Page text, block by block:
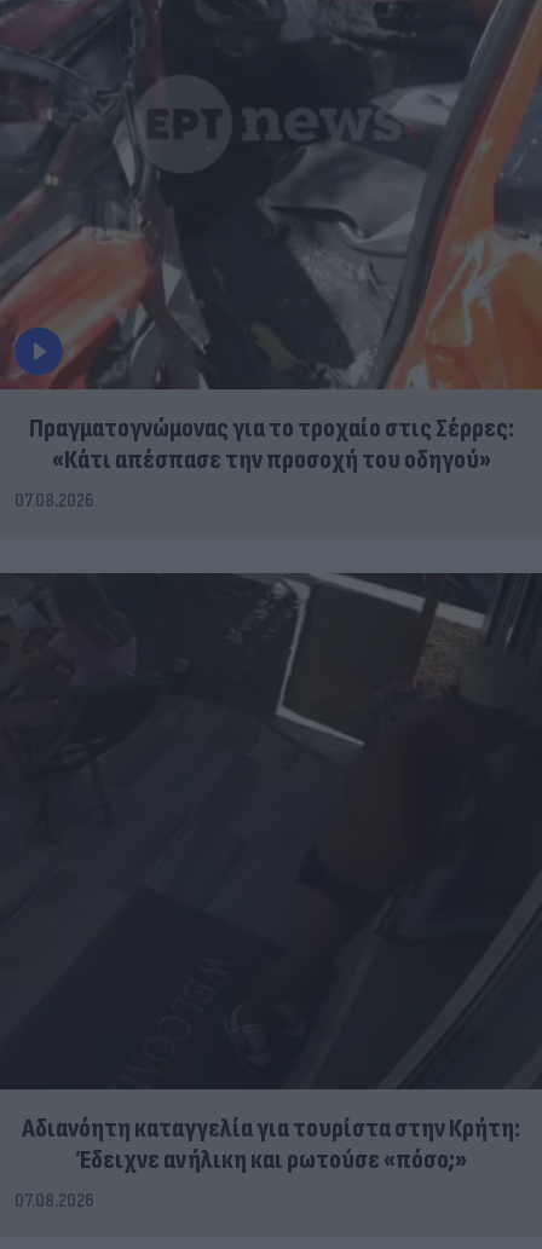
Πραγματογνώμονας για το τροχαίο στις Σέρρες:
«Κάτι απέσπασε την προσοχή του οδηγού»
07.08.2026
Αδιανόητη καταγγελία για τουρίστα στην Κρήτη:
Έδειχνε ανήλικη και ρωτούσε «πόσο;»
07.08.2026